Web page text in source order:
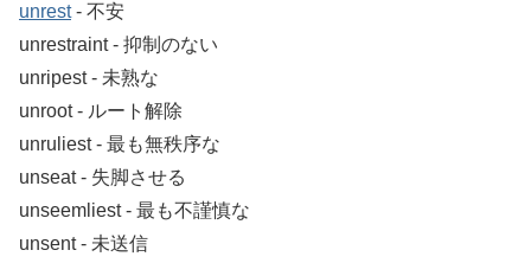
unrest‐ 不安
unrestraint ‐ 抑制のない
unripest ‐ 未熟な
unroot ‐ ルート解除
unruliest ‐ 最も無秩序な
unseat ‐ 失脚させる
unseemliest ‐ 最も不謹慎な
unsent ‐ 未送信